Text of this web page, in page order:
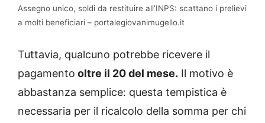
Assegno unico, soldi da restituire all’INPS: scattano i prelievi
a molti beneficiari – portalegiovanimugello.it
Tuttavia, qualcuno potrebbe ricevere il
pagamento oltre il 20 del mese. Il motivo è
abbastanza semplice: questa tempistica è
necessaria per il ricalcolo della somma per chi